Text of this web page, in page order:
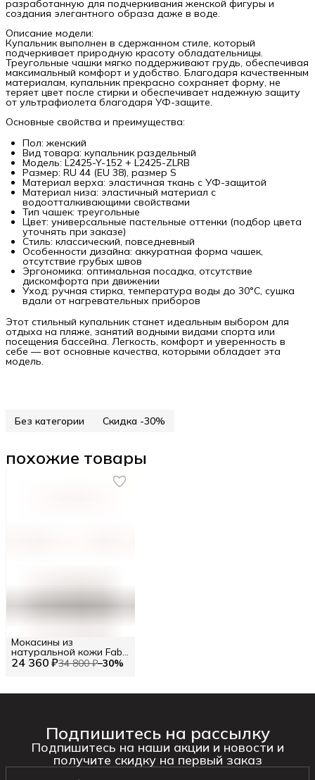
разработанную для подчеркивания женской фигуры и
создания элегантного образа даже в воде.
Описание модели:
Купальник выполнен в сдержанном стиле, который
подчеркивает природную красоту обладательницы.
Треугольные чашки мягко поддерживают грудь, обеспечивая
максимальный комфорт и удобство. Благодаря качественным
материалам, купальник прекрасно сохраняет форму, не
теряет цвет после стирки и обеспечивает надежную защиту
от ультрафиолета благодаря УФ-защите.
Основные свойства и преимущества:
Пол: женский
Вид товара: купальник раздельный
Модель: L2425-Y-152 + L2425-ZLRB
Размер: RU 44 (EU 38), размер S
Материал верха: эластичная ткань с УФ-защитой
Материал низа: эластичный материал с
водоотталкивающими свойствами
Тип чашек: треугольные
Цвет: универсальные пастельные оттенки (подбор цвета
уточнять при заказе)
Стиль: классический, повседневный
Особенности дизайна: аккуратная форма чашек,
отсутствие грубых швов
Эргономика: оптимальная посадка, отсутствие
дискомфорта при движении
Уход: ручная стирка, температура воды до 30°C, сушка
вдали от нагревательных приборов
Этот стильный купальник станет идеальным выбором для
отдыха на пляже, занятий водными видами спорта или
посещения бассейна. Легкость, комфорт и уверенность в
себе — вот основные качества, которыми обладает эта
модель.
Без категории Скидка -30%
похожие товары
24 360 ₽34 800 ₽−30%
Мокасины из
натуральной кожи Fabi
RU 42.5 / EU 43 / 43
Подпишитесь на рассылку
Подпишитесь на наши акции и новости и
получите скидку на первый заказ